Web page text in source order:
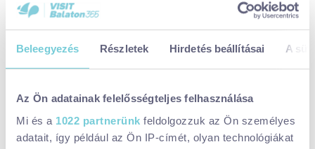
Beleegyezés Részletek Hirdetés beállításai A
Az Ön adatainak felelősségteljes felhasználása
Mi és a 1022 partnerünk feldolgozzuk az Ön személyes
adatait, így például az Ön IP-címét, olyan technológiákat
Maradjatok több napig Keszthelyen
de érkezhettek bicajjal vagy gyalog is a parkba. A vasút-, busz-
és hajóállomás is nagyjából húsz pernyi sétára van, de jöhettek a
helyi dottó vonattal is.